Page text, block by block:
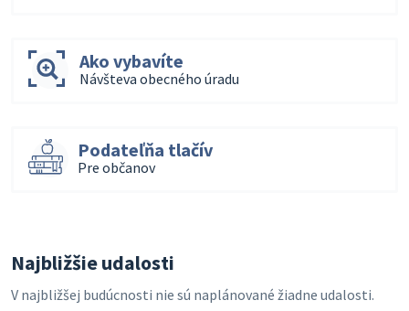
Ako vybavíte
Návšteva obecného úradu
Podateľňa tlačív
Pre občanov
Najbližšie udalosti
V najbližšej budúcnosti nie sú naplánované žiadne udalosti.